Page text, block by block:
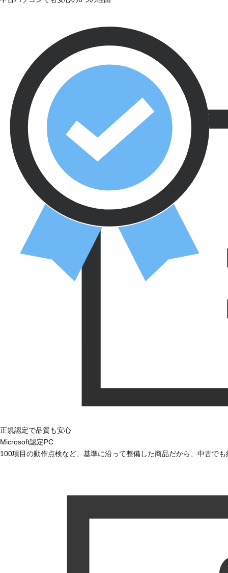
正規認定で品質も安心
Microsoft認定PC
100項目の動作点検など、基準に沿って整備した商品だから、中古で